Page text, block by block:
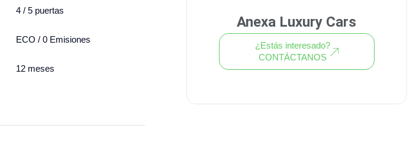
4 / 5 puertas
ECO / 0 Emisiones
12 meses
Anexa Luxury Cars
¿Estás interesado?
CONTÁCTANOS